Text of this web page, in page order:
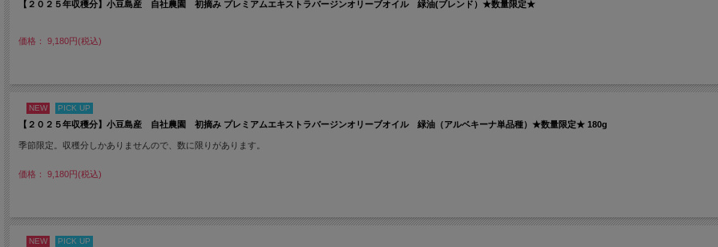
【２０２５年収穫分】小豆島産 自社農園 初摘み プレミアムエキストラバージンオリーブオイル 緑油(ブレンド）★数量限定★
価格： 9,180円(税込)
NEW PICK UP
【２０２５年収穫分】小豆島産 自社農園 初摘み プレミアムエキストラバージンオリーブオイル 緑油（アルベキーナ単品種）★数量限定★ 180g
季節限定。収穫分しかありませんので、数に限りがあります。
価格： 9,180円(税込)
NEW PICK UP